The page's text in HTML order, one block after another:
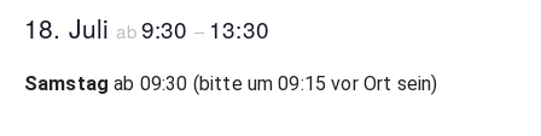
Unser Shop
Jagd
Flinten-Training
Vorbereitung auf die Sicherheitszulassung
GLOCK PERFECTION TRAINING
Kurse: Waffenführerschein
18. Juli ab9:30 – 13:30
Samstag ab 09:30 (bitte um 09:15 vor Ort sein)